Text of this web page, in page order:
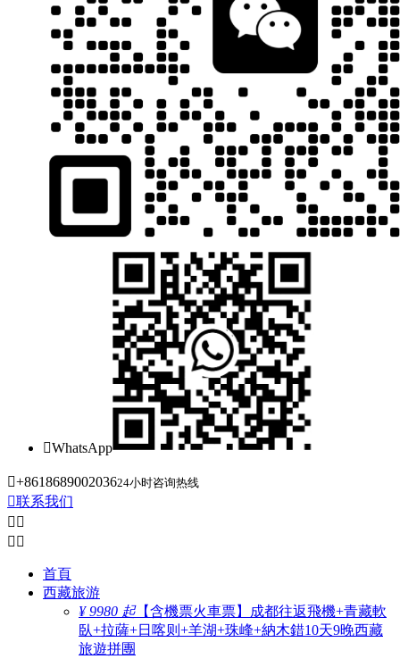
WhatsApp
+861868900203624小时咨询热线
联系我们
 
 
首頁
西藏旅游
¥ 9980 起【含機票火車票】成都往返飛機+青藏軟
臥+拉薩+日喀则+羊湖+珠峰+納木錯10天9晚西藏
旅遊拼團